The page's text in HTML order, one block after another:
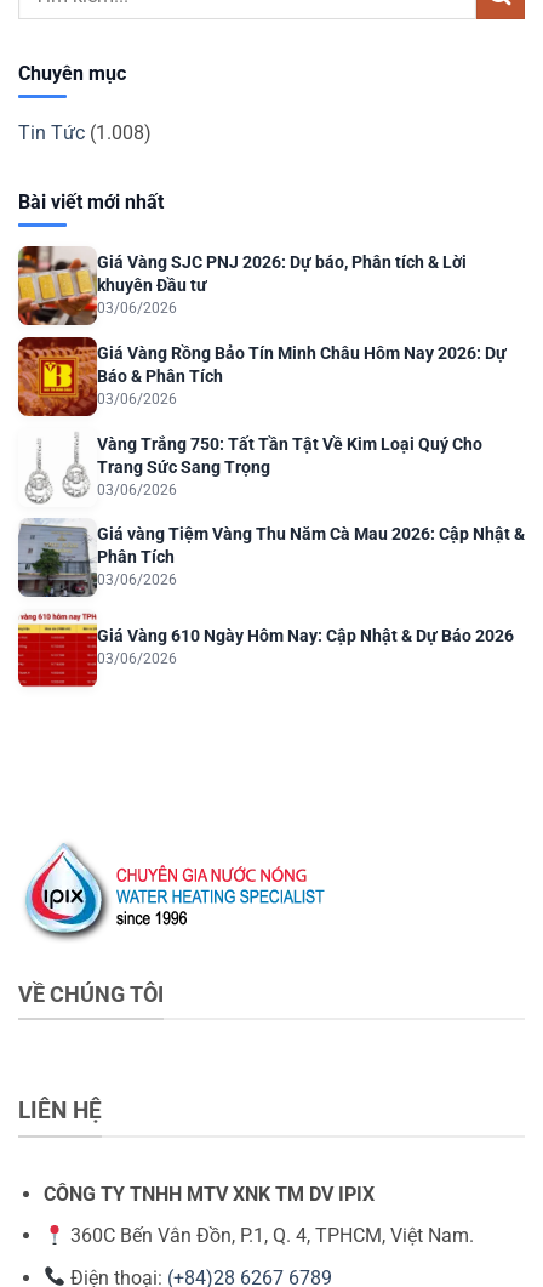
Chuyên mục
Tin Tức (1.008)
Bài viết mới nhất
Giá Vàng SJC PNJ 2026: Dự báo, Phân tích & Lời
khuyên Đầu tư
03/06/2026
Giá Vàng Rồng Bảo Tín Minh Châu Hôm Nay 2026: Dự
Báo & Phân Tích
03/06/2026
Vàng Trắng 750: Tất Tần Tật Về Kim Loại Quý Cho
Trang Sức Sang Trọng
03/06/2026
Giá vàng Tiệm Vàng Thu Năm Cà Mau 2026: Cập Nhật &
Phân Tích
03/06/2026
Giá Vàng 610 Ngày Hôm Nay: Cập Nhật & Dự Báo 2026
03/06/2026
VỀ CHÚNG TÔI
LIÊN HỆ
CÔNG TY TNHH MTV XNK TM DV IPIX
360C Bến Vân Đồn, P.1, Q. 4, TPHCM, Việt Nam.
Điện thoại: (+84)28 6267 6789